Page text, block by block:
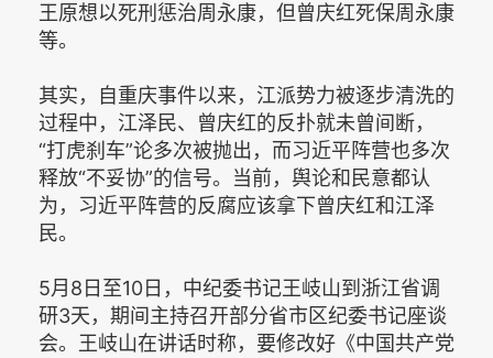
王原想以死刑惩治周永康，但曾庆红死保周永康
等。
其实，自重庆事件以来，江派势力被逐步清洗的
过程中，江泽民、曾庆红的反扑就未曾间断，
“打虎刹车”论多次被抛出，而习近平阵营也多次
释放“不妥协”的信号。当前，舆论和民意都认
为，习近平阵营的反腐应该拿下曾庆红和江泽
民。
5月8日至10日，中纪委书记王岐山到浙江省调
研3天，期间主持召开部分省市区纪委书记座谈
会。王岐山在讲话时称，要修改好《中国共产党